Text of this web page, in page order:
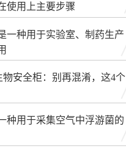
使用上主要步骤
一种用于实验室、制药生产
物安全柜：别再混淆，这4个
种用于采集空气中浮游菌的